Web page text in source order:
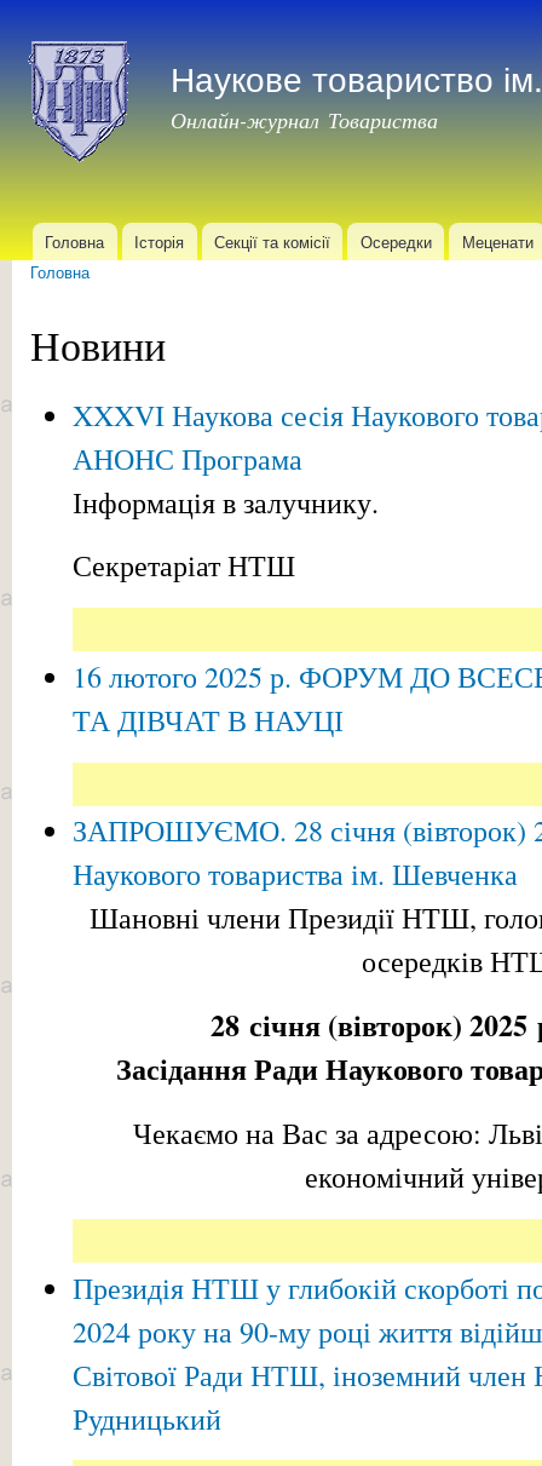
Наукове товариство
Онлайн-журнал Товариства
Головне меню
Головна Історія Секції та комісії Осередки Меценати
Головна
Новини
XXXVI Наукова сесія Наукового
АНОНС Програма
Інформація в залучнику.
Секретаріат НТШ
16 лютого 2025 р. ФОРУМ ДО
ТА ДІВЧАТ В НАУЦІ
ЗАПРОШУЄМО. 28 січня (вівторок)
Наукового товариства ім. Шевченка
Шановні члени Президії НТШ,
осередків
28 січня (вівторок) 2025
Засідання Ради Наукового
Чекаємо на Вас за адресою:
економічний
Президія НТШ у глибокій скорботі
2024 року на 90-му році життя
Світової Ради НТШ, іноземний
Рудницький